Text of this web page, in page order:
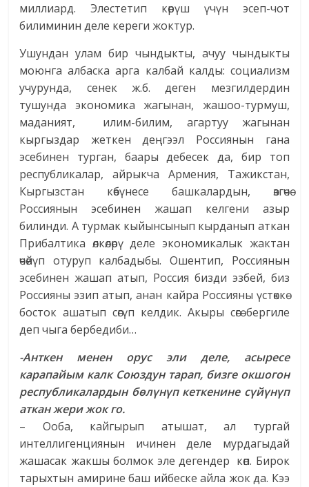
миллиард. Элестетип көрүш үчүн эсеп-чот
билиминин деле кереги жоктур.
Ушундан улам бир чындыкты, ачуу чындыкты
моюнга албаска арга калбай калды: социализм
учурунда, сенек ж.б. деген мезгилдердин
тушунда экономика жагынан, жашоо-турмуш,
маданият, илим-билим, агартуу жагынан
кыргыздар жеткен деңгээл Россиянын гана
эсебинен турган, баары дебесек да, бир топ
республикалар, айрыкча Армения, Тажикстан,
Кыргызстан көбүнесе башкалардын, өзгөчө
Россиянын эсебинен жашап келгени азыр
билинди. А турмак кыйынсынып кырданып аткан
Прибалтика өлкөлөрү деле экономикалык жактан
өчөйүп отуруп калбадыбы. Ошентип, Россиянын
эсебинен жашап атып, Россия бизди эзбей, биз
Россияны эзип атып, анан кайра Россияны үстөккө-
босток ашатып сөгүп келдик. Акыры сөгө бергиле
деп чыга бербедиби…
-Анткен менен орус эли деле, асыресе
карапайым калк Союздун тарап, бизге окшогон
республикалардын бөлүнүп кеткенине сүйүнүп
аткан жери жок го.
– Ооба, кайгырып атышат, ал тургай
интеллигенциянын ичинен деле мурдагыдай
жашасак жакшы болмок эле дегендер көп. Бирок
тарыхтын амирине баш ийбеске айла жок да. Кээ